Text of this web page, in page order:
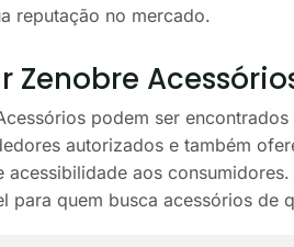
reputação no mercado.
Zenobre
podem ser
autorizados e também
acessibilidade aos
para quem busca acessórios de